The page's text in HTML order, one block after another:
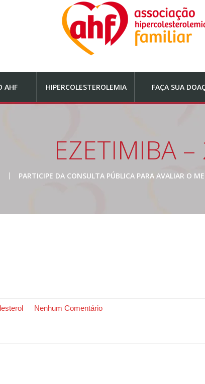
AHF HIPERCOLESTEROLEMIA FAÇA SUA
EZETIMIBA –
PARTICIPE DA CONSULTA PÚBLICA PARA AVALIAR O
Nenhum Comentário